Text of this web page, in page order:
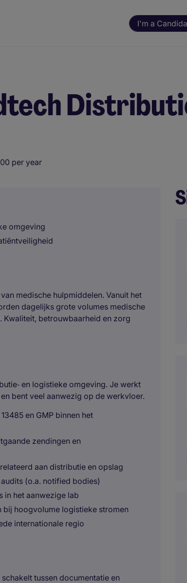
I'm a
per year
omgeving
medische hulpmiddelen. Vanuit het
dagelijks grote volumes medische
betrouwbaarheid en zorg
en logistieke omgeving. Je werkt
bent veel aanwezig op de werkvloer.
en GMP binnen het
zendingen en
aan distributie en opslag
(o.a. notified bodies)
in het aanwezige lab
hoogvolume logistieke stromen
internationale regio
tussen documentatie en